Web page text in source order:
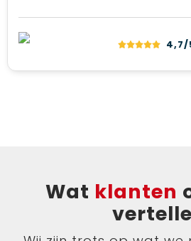
4,7/
Wat klanten